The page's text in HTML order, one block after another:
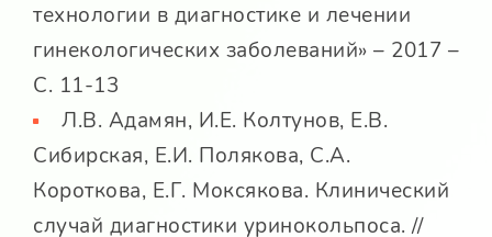
технологии в диагностике и лечении
гинекологических заболеваний» – 2017 –
С. 11-13
Л.В. Адамян, И.Е. Колтунов, Е.В.
Сибирская, Е.И. Полякова, С.А.
Короткова, Е.Г. Моксякова. Клинический
случай диагностики уринокольпоса. //